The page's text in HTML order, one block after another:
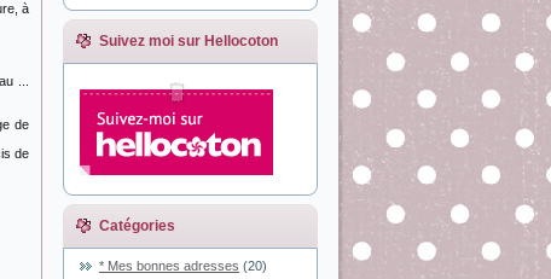
à
...
de
de
Suivez moi sur Hellocoton
Catégories
* Mes bonnes adresses (20)